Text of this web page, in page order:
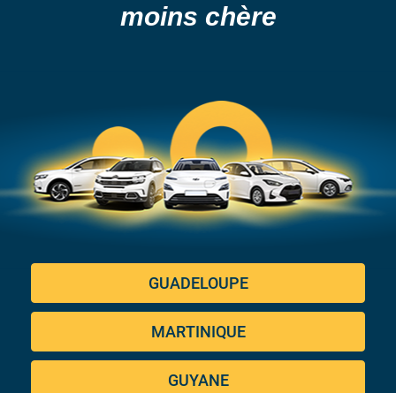
moins chère
GUADELOUPE
MARTINIQUE
GUYANE